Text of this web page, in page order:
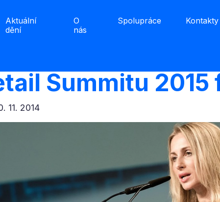
Aktuální
dění
O
nás
Spolupráce Kontakty
Summitu
11. 2014